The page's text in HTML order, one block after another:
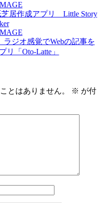
居作成アプリ Little Story
ジオ感覚でWebの記事を
リ「Oto-Latte」
とはありません。 ※ が付